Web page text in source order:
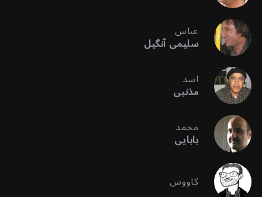
عباس
سلیمی آنگیل
اسد
مذنبی
محمد
بابایی
کاووس